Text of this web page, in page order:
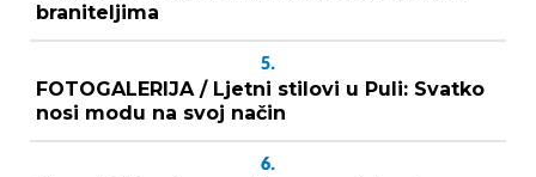
braniteljima
5.
FOTOGALERIJA / Ljetni stilovi u Puli: Svatko
nosi modu na svoj način
6.